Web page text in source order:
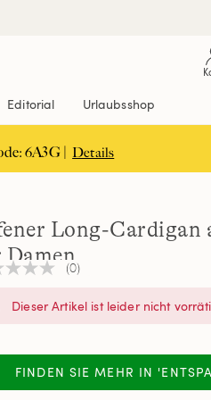
Editorial Urlaubsshop
6A3G | Details
Long-Cardigan
(0)
Dieser Artikel ist leider nicht
FINDEN SIE MEHR IN